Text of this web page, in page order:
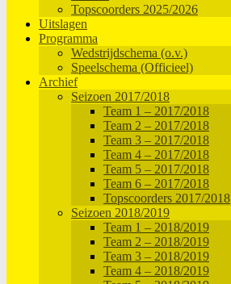
Topscoorders 2025/2026
Uitslagen
Programma
Wedstrijdschema (o.v.)
Speelschema (Officieel)
Archief
Seizoen 2017/2018
Team 1 – 2017/2018
Team 2 – 2017/2018
Team 3 – 2017/2018
Team 4 – 2017/2018
Team 5 – 2017/2018
Team 6 – 2017/2018
Topscoorders 2017/2018
Seizoen 2018/2019
Team 1 – 2018/2019
Team 2 – 2018/2019
Team 3 – 2018/2019
Team 4 – 2018/2019